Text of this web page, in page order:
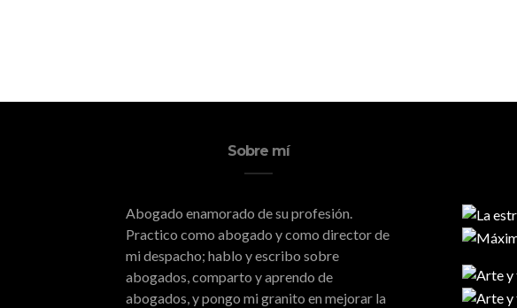
Sobre mí
Abogado enamorado de su profesión.
Practico como abogado y como director de
mi despacho; hablo y escribo sobre
abogados, comparto y aprendo de
abogados, y pongo mi granito en mejorar la